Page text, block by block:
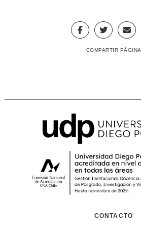
COMPARTIR PÁGINA
CONTACTO